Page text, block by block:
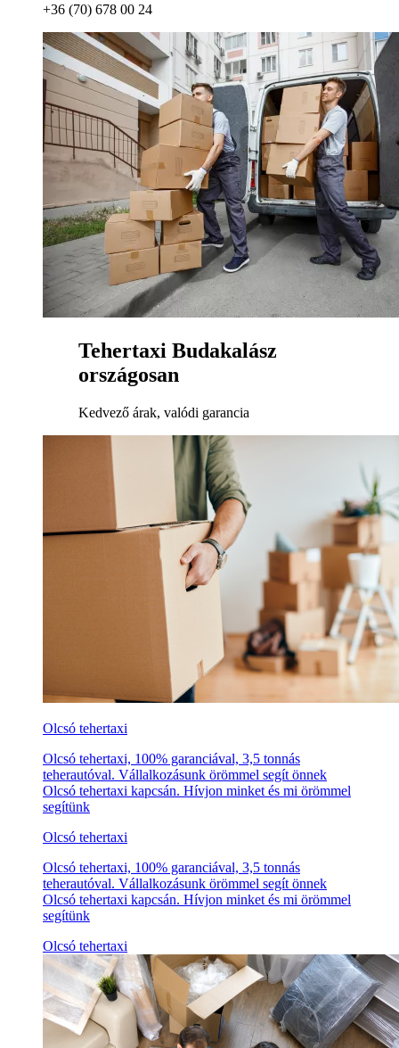
+36 (70) 678 00 24
Tehertaxi Budakalász
országosan
Kedvező árak, valódi garancia
Olcsó tehertaxi
Olcsó tehertaxi, 100% garanciával, 3,5 tonnás
teherautóval. Vállalkozásunk örömmel segít önnek
Olcsó tehertaxi kapcsán. Hívjon minket és mi örömmel
segítünk
Olcsó tehertaxi
Olcsó tehertaxi, 100% garanciával, 3,5 tonnás
teherautóval. Vállalkozásunk örömmel segít önnek
Olcsó tehertaxi kapcsán. Hívjon minket és mi örömmel
segítünk
Olcsó tehertaxi